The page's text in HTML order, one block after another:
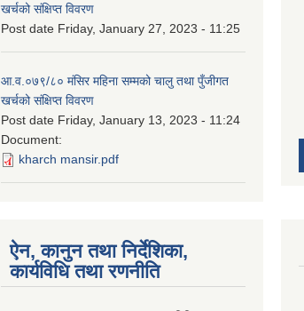
खर्चको संक्षिप्त विवरण
Post date Friday, January 27, 2023 - 11:25
आ.व.०७९/८० मंसिर महिना सम्मको चालु तथा पुँजीगत
खर्चको संक्षिप्त विवरण
Post date Friday, January 13, 2023 - 11:24
Document:
kharch mansir.pdf
ऐन, कानुन तथा निर्देशिका,
कार्यविधि तथा रणनीति